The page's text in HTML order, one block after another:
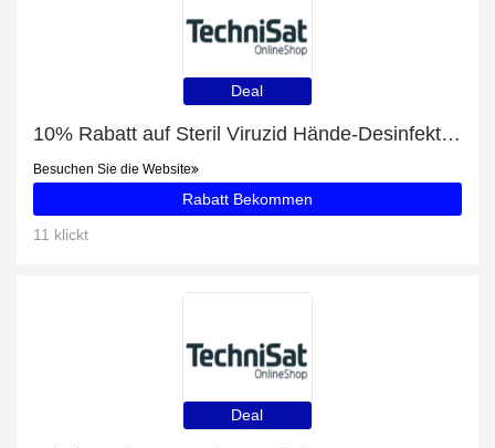
Deal
10% Rabatt auf Steril Viruzid Hände-Desinfektionsmittel Spray + kostenloses Geschenk
Besuchen Sie die Website
Rabatt Bekommen
11 klickt
Deal